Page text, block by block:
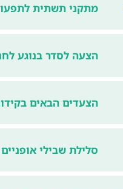
מתקני תשתית לתפעו
הצעה לסדר בנוגע
הצעדים הבאים
סלילת שבילי